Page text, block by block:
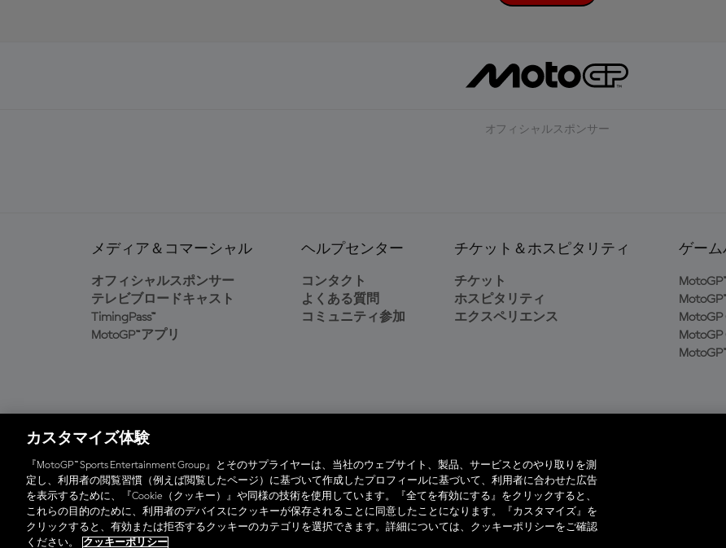
文
オフィシャルスポンサー
メディア＆コマーシャル
オフィシャルスポンサー
テレビブロードキャスト
TimingPass™
MotoGP™アプリ
ヘルプセンター
コンタクト
よくある質問
コミュニティ参加
チケット＆ホスピタリティ
チケット
ホスピタリティ
エクスペリエンス
ゲーム
MotoGP
オフィシャルアプリ
© 2026 MotoGP Sports Entertainment Group. 全著作権所有。全ての商標はそれぞれの所有者に帰属。
カスタマイズ体験
『MotoGP™ Sports Entertainment Group』とそのサプライヤーは、当社のウェブサイト、製品、サービスとのやり取りを測
定し、利用者の閲覧習慣（例えば閲覧したページ）に基づいて作成したプロフィールに基づいて、利用者に合わせた広告
を表示するために、『Cookie（クッキー）』や同様の技術を使用しています。『全てを有効にする』をクリックすると、
これらの目的のために、利用者のデバイスにクッキーが保存されることに同意したことになります。『カスタマイズ』を
クリックすると、有効または拒否するクッキーのカテゴリを選択できます。詳細については、クッキーポリシーをご確認
ください。
クッキーポリシー